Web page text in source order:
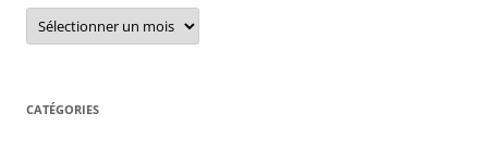
Menu
archives
CATÉGORIES